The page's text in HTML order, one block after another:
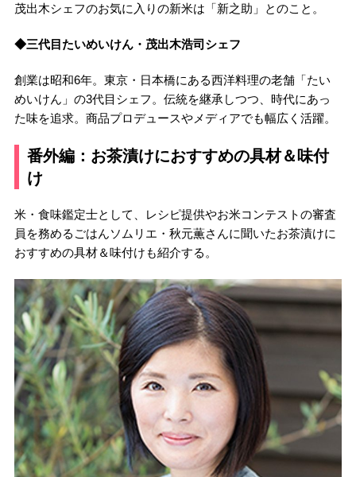
茂出木シェフのお気に入りの新米は「新之助」とのこと。
◆三代目たいめいけん・茂出木浩司シェフ
創業は昭和6年。東京・日本橋にある西洋料理の老舗「たい
めいけん」の3代目シェフ。伝統を継承しつつ、時代にあっ
た味を追求。商品プロデュースやメディアでも幅広く活躍。
番外編：お茶漬けにおすすめの具材＆味付
け
米・食味鑑定士として、レシピ提供やお米コンテストの審査
員を務めるごはんソムリエ・秋元薫さんに聞いたお茶漬けに
おすすめの具材＆味付けも紹介する。